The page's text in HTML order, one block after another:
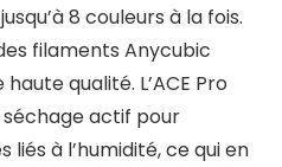
8 couleurs à la fois.
filaments Anycubic
qualité. L’ACE Pro
actif pour
à l’humidité, ce qui en